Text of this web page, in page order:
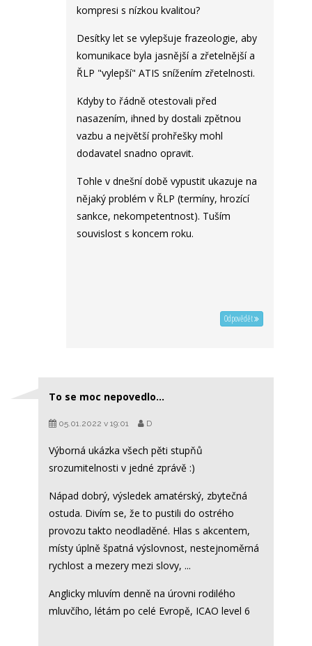
kompresi s nízkou kvalitou?
Desítky let se vylepšuje frazeologie, aby
komunikace byla jasnější a zřetelnější a
ŘLP "vylepší" ATIS snížením zřetelnosti.
Kdyby to řádně otestovali před
nasazením, ihned by dostali zpětnou
vazbu a největší prohřešky mohl
dodavatel snadno opravit.
Tohle v dnešní době vypustit ukazuje na
nějaký problém v ŘLP (termíny, hrozící
sankce, nekompetentnost). Tuším
souvislost s koncem roku.
Odpovědět
To se moc nepovedlo...
05.01.2022 v 19:01 D
Výborná ukázka všech pěti stupňů
srozumitelnosti v jedné zprávě :)
Nápad dobrý, výsledek amatérský, zbytečná
ostuda. Divím se, že to pustili do ostrého
provozu takto neodladěné. Hlas s akcentem,
místy úplně špatná výslovnost, nestejnoměrná
rychlost a mezery mezi slovy, ...
Anglicky mluvím denně na úrovni rodilého
mluvčího, létám po celé Evropě, ICAO level 6